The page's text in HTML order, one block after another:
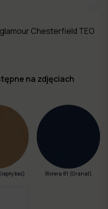
Chesterfield TEO
na zdjęciach
beż) Riviera 81 (Granat)